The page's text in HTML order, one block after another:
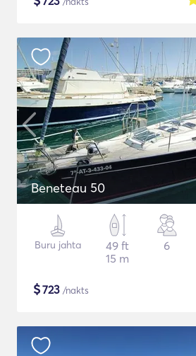
Beneteau 50
Buru jahta
49 ft
15 m
6
$723 /nakts